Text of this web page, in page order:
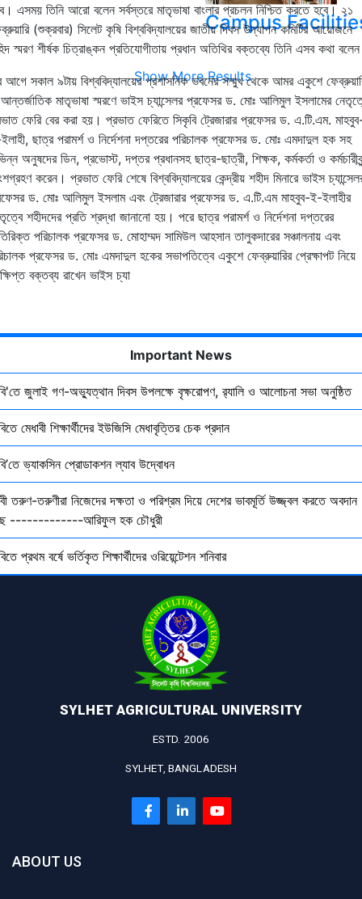
Campus
Show More Results
এসময় তিনি আরো বলেন সর্বস্তরে মাতৃভাষা বাংলার প্রচলন নিশ্চিত করতে হবে। ২১
(শুক্রবার) সিলেট কৃষি বিশ্ববিদ্যালয়ের জাতীয় দিবস উদ্যাপন কমিটির আয়োজনে
স্মরণ শীর্ষক চিত্রাঙ্কন প্রতিযোগীতায় প্রধান অতিথির বক্তব্যে তিনি এসব কথা
আগে সকাল ৯টায় বিশ্ববিদ্যালয়ের প্রশাসনিক ভবনের সম্মুখ থেকে আমর একুশে
মাতৃভাষা স্মরণে ভাইস চ্যান্সেলর প্রফেসর ড. মোঃ আলিমুল ইসলামের
ফেরি বের করা হয়। প্রভাত ফেরিতে সিকৃবি ট্রেজারার প্রফেসর ড. এ.টি.এম.
ছাত্র পরামর্শ ও নির্দেশনা দপ্তরের পরিচালক প্রফেসর ড. মোঃ এমদাদুল হক সহ
অনুষদের ডিন, প্রভোস্ট, দপ্তর প্রধানসহ ছাত্র-ছাত্রী, শিক্ষক, কর্মকর্তা ও
করেন। প্রভাত ফেরি শেষে বিশ্ববিদ্যালয়ের কেন্দ্রীয় শহীদ মিনারে ভাইস
ড. মোঃ আলিমুল ইসলাম এবং ট্রেজারার প্রফেসর ড. এ.টি.এম মাহবুব-ই-ইলাহীর
শহীদদের প্রতি শ্রদ্ধা জানানো হয়। পরে ছাত্র পরামর্শ ও নির্দেশনা দপ্তরের
পরিচালক প্রফেসর ড. মোহাম্মদ সামিউল আহসান তালুকদারের সঞ্চালনায় এবং
প্রফেসর ড. মোঃ এমদাদুল হকের সভাপতিত্বে একুশে ফেব্রুয়ারির প্রেক্ষাপট নিয়ে
বক্তব্য রাখেন ভাইস চ্যা
Important News
জুলাই গণ-অভ্যুত্থান দিবস উপলক্ষে বৃক্ষরোপণ, র‍্যালি ও আলোচনা সভা অনুষ্ঠিত
মেধাবী শিক্ষার্থীদের ইউজিসি মেধাবৃত্তির চেক প্রদান
ভ্যাকসিন প্রোডাকশন ল্যাব উদ্বোধন
তরুণ-তরুণীরা নিজেদের দক্ষতা ও পরিশ্রম দিয়ে দেশের ভাবমূর্তি উজ্জ্বল করতে অবদান
-------------আরিফুল হক চৌধুরী
প্রথম বর্ষে ভর্তিকৃত শিক্ষার্থীদের ওরিয়েন্টেশন শনিবার
SYLHET AGRICULTURAL UNIVERSITY
ESTD. 2006
SYLHET, BANGLADESH
ABOUT US